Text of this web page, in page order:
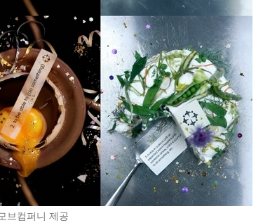
브컴퍼니 제공